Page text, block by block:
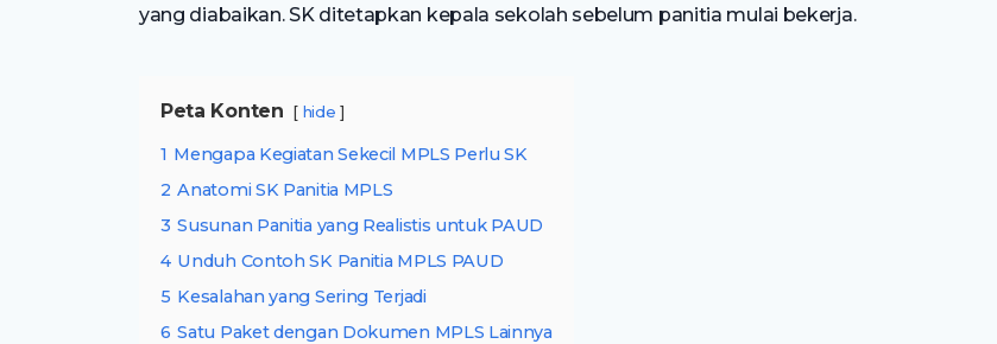
yang diabaikan. SK ditetapkan kepala sekolah sebelum panitia mulai bekerja.
Peta Konten hide
1 Mengapa Kegiatan Sekecil MPLS Perlu SK
2 Anatomi SK Panitia MPLS
3 Susunan Panitia yang Realistis untuk PAUD
4 Unduh Contoh SK Panitia MPLS PAUD
5 Kesalahan yang Sering Terjadi
6 Satu Paket dengan Dokumen MPLS Lainnya